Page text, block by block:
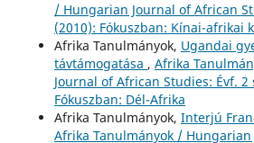
/ Hungarian Journal of African
(2010): Fókuszban: Kínai-afrikai
Afrika Tanulmányok, Ugandai
távtámogatása , Afrika
Journal of African Studies: Évf. 2
Fókuszban: Dél-Afrika
Afrika Tanulmányok, Interjú
Afrika Tanulmányok /